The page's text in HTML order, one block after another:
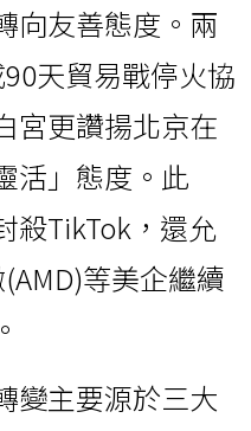
向友善態度。兩
天貿易戰停火協
宮更讚揚北京在
活」態度。此
殺TikTok，還允
等美企繼續
變主要源於三大